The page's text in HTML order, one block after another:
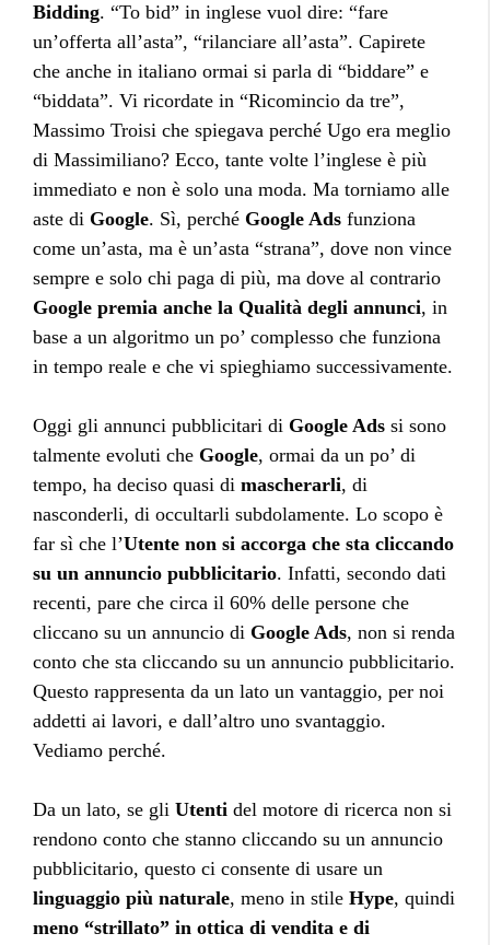
Bidding. “To bid” in inglese vuol dire: “fare
un’offerta all’asta”, “rilanciare all’asta”. Capirete
che anche in italiano ormai si parla di “biddare” e
“biddata”. Vi ricordate in “Ricomincio da tre”,
Massimo Troisi che spiegava perché Ugo era meglio
di Massimiliano? Ecco, tante volte l’inglese è più
immediato e non è solo una moda. Ma torniamo alle
aste di Google. Sì, perché Google Ads funziona
come un’asta, ma è un’asta “strana”, dove non vince
sempre e solo chi paga di più, ma dove al contrario
Google premia anche la Qualità degli annunci, in
base a un algoritmo un po’ complesso che funziona
in tempo reale e che vi spieghiamo successivamente.
Oggi gli annunci pubblicitari di Google Ads si sono
talmente evoluti che Google, ormai da un po’ di
tempo, ha deciso quasi di mascherarli, di
nasconderli, di occultarli subdolamente. Lo scopo è
far sì che l’Utente non si accorga che sta cliccando
su un annuncio pubblicitario. Infatti, secondo dati
recenti, pare che circa il 60% delle persone che
cliccano su un annuncio di Google Ads, non si renda
conto che sta cliccando su un annuncio pubblicitario.
Questo rappresenta da un lato un vantaggio, per noi
addetti ai lavori, e dall’altro uno svantaggio.
Vediamo perché.
Da un lato, se gli Utenti del motore di ricerca non si
rendono conto che stanno cliccando su un annuncio
pubblicitario, questo ci consente di usare un
linguaggio più naturale, meno in stile Hype, quindi
meno “strillato” in ottica di vendita e di